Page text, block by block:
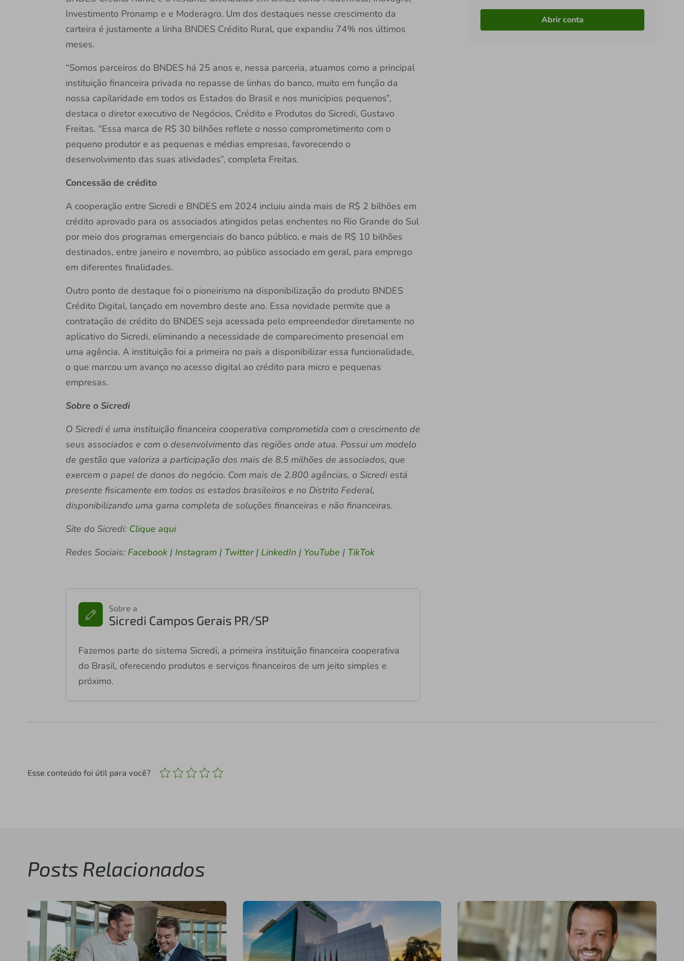
Investimento Pronamp e e Moderagro. Um dos destaques nesse crescimento da
carteira é justamente a linha BNDES Crédito Rural, que expandiu 74% nos últimos
meses.
“Somos parceiros do BNDES há 25 anos e, nessa parceria, atuamos como a principal
instituição financeira privada no repasse de linhas do banco, muito em função da
nossa capilaridade em todos os Estados do Brasil e nos municípios pequenos”,
destaca o diretor executivo de Negócios, Crédito e Produtos do Sicredi, Gustavo
Freitas. “Essa marca de R$ 30 bilhões reflete o nosso comprometimento com o
pequeno produtor e as pequenas e médias empresas, favorecendo o
desenvolvimento das suas atividades”, completa Freitas.
Concessão de crédito
A cooperação entre Sicredi e BNDES em 2024 incluiu ainda mais de R$ 2 bilhões em
crédito aprovado para os associados atingidos pelas enchentes no Rio Grande do Sul
por meio dos programas emergenciais do banco público, e mais de R$ 10 bilhões
destinados, entre janeiro e novembro, ao público associado em geral, para emprego
em diferentes finalidades.
Outro ponto de destaque foi o pioneirismo na disponibilização do produto BNDES
Crédito Digital, lançado em novembro deste ano. Essa novidade permite que a
contratação de crédito do BNDES seja acessada pelo empreendedor diretamente no
aplicativo do Sicredi, eliminando a necessidade de comparecimento presencial em
uma agência. A instituição foi a primeira no país a disponibilizar essa funcionalidade,
o que marcou um avanço no acesso digital ao crédito para micro e pequenas
empresas.
Sobre o Sicredi
O Sicredi é uma instituição financeira cooperativa comprometida com o crescimento de
seus associados e com o desenvolvimento das regiões onde atua. Possui um modelo
de gestão que valoriza a participação dos mais de 8,5 milhões de associados, que
exercem o papel de donos do negócio. Com mais de 2.800 agências, o Sicredi está
presente fisicamente em todos os estados brasileiros e no Distrito Federal,
disponibilizando uma gama completa de soluções financeiras e não financeiras.
Site do Sicredi: Clique aqui
Redes Sociais: Facebook | Instagram | Twitter | LinkedIn | YouTube | TikTok
Sobre a
Sicredi Campos Gerais PR/SP
Fazemos parte do sistema Sicredi, a primeira instituição financeira cooperativa
do Brasil, oferecendo produtos e serviços financeiros de um jeito simples e
próximo.
Abrir conta
Esse conteúdo foi útil para você?
Posts Relacionados